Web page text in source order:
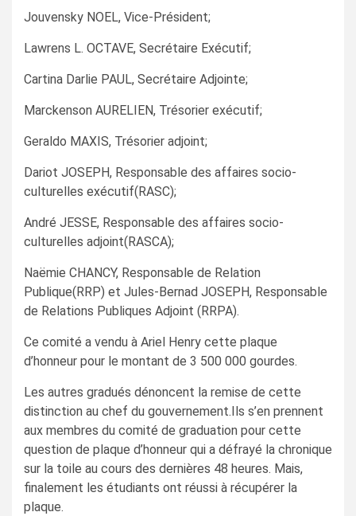
Jouvensky NOEL, Vice-Président;
Lawrens L. OCTAVE, Secrétaire Exécutif;
Cartina Darlie PAUL, Secrétaire Adjointe;
Marckenson AURELIEN, Trésorier exécutif;
Geraldo MAXIS, Trésorier adjoint;
Dariot JOSEPH, Responsable des affaires socio-
culturelles exécutif(RASC);
André JESSE, Responsable des affaires socio-
culturelles adjoint(RASCA);
Naëmie CHANCY, Responsable de Relation
Publique(RRP) et Jules-Bernad JOSEPH, Responsable
de Relations Publiques Adjoint (RRPA).
Ce comité a vendu à Ariel Henry cette plaque
d’honneur pour le montant de 3 500 000 gourdes.
Les autres gradués dénoncent la remise de cette
distinction au chef du gouvernement.Ils s’en prennent
aux membres du comité de graduation pour cette
question de plaque d’honneur qui a défrayé la chronique
sur la toile au cours des dernières 48 heures. Mais,
finalement les étudiants ont réussi à récupérer la
plaque.